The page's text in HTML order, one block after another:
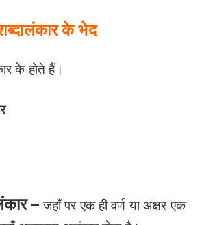
के भेद
के होते हैं।
– जहाँ पर एक ही वर्ण या अक्षर एक